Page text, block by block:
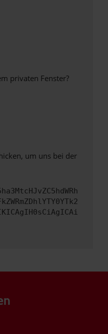
privaten Fenster?
um uns bei der